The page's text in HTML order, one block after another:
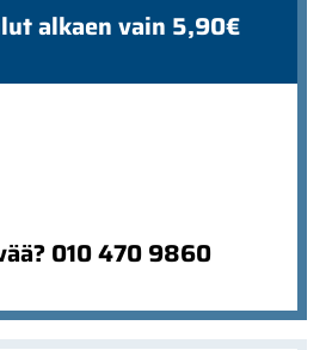
alkaen vain 5,90€
010 470 9860